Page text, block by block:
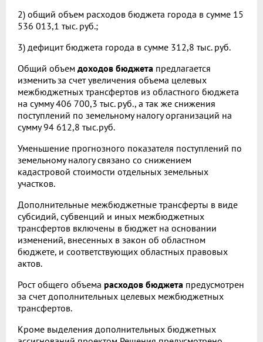
2) общий объем расходов бюджета города в сумме 15
536 013,1 тыс. руб.;
3) дефицит бюджета города в сумме 312,8 тыс. руб.
Общий объем доходов бюджета предлагается
изменить за счет увеличения объема целевых
межбюджетных трансфертов из областного бюджета
на сумму 406 700,3 тыс. руб., а так же снижения
поступлений по земельному налогу организаций на
сумму 94 612,8 тыс.руб.
Уменьшение прогнозного показателя поступлений по
земельному налогу связано со снижением
кадастровой стоимости отдельных земельных
участков.
Дополнительные межбюджетные трансферты в виде
субсидий, субвенций и иных межбюджетных
трансфертов включены в бюджет на основании
изменений, внесенных в закон об областном
бюджете, и соответствующих областных правовых
актов.
Рост общего объема расходов бюджета предусмотрен
за счет дополнительных целевых межбюджетных
трансфертов.
Кроме выделения дополнительных бюджетных